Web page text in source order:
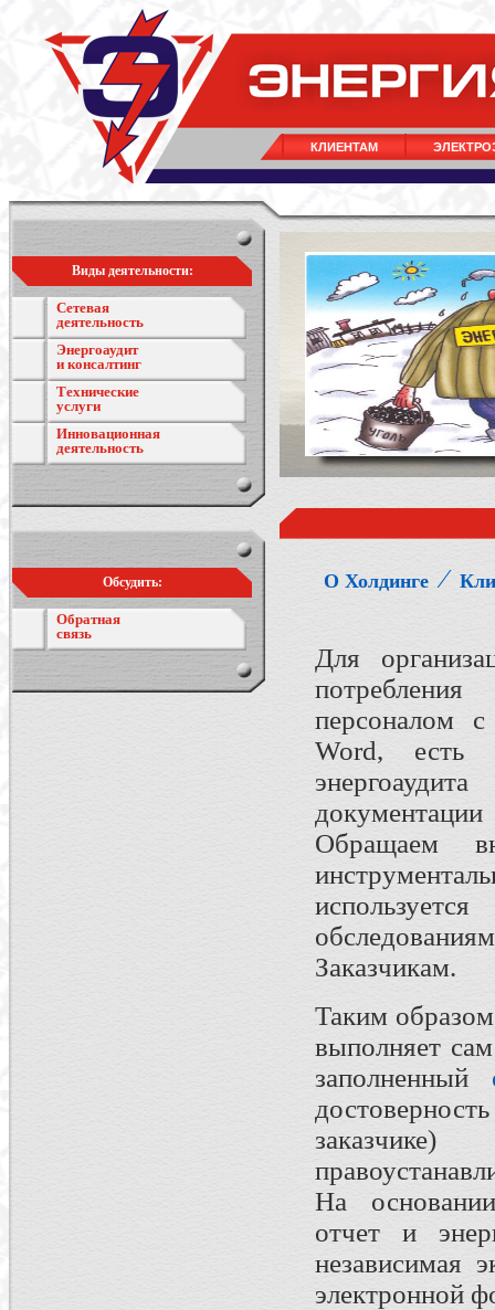
КЛИЕНТАМ
Виды деятельности:
Сетевая
деятельность
Энергоаудит
и консалтинг
Технические
услуги
Инновационная
деятельность
Обсудить:
Обратная
связь
О Холдинге ⁄
Для
персоналом
Word, есть
Обращаем
Заказчикам.
Таким
выполняет
заполненный
На
отчет и
независимая
электронной